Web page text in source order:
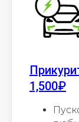
1,500₽